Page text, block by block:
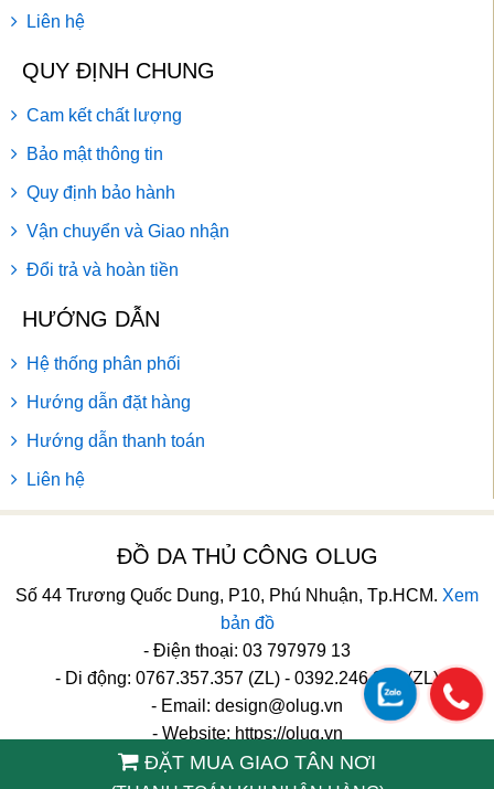
ĐẶT MUA GIAO TÂN NƠI
Liên hệ
QUY ĐỊNH CHUNG
Cam kết chất lượng
Bảo mật thông tin
Quy định bảo hành
Vận chuyển và Giao nhận
Đổi trả và hoàn tiền
HƯỚNG DẪN
Hệ thống phân phối
Hướng dẫn đặt hàng
Hướng dẫn thanh toán
Liên hệ
ĐỒ DA THỦ CÔNG OLUG
Số 44 Trương Quốc Dung, P10, Phú Nhuận, Tp.HCM. Xem
bản đồ
- Điện thoại: 03 797979 13
- Di động: 0767.357.357 (ZL) - 0392.246.246 (ZL)
- Email: design@olug.vn
- Website: https://olug.vn